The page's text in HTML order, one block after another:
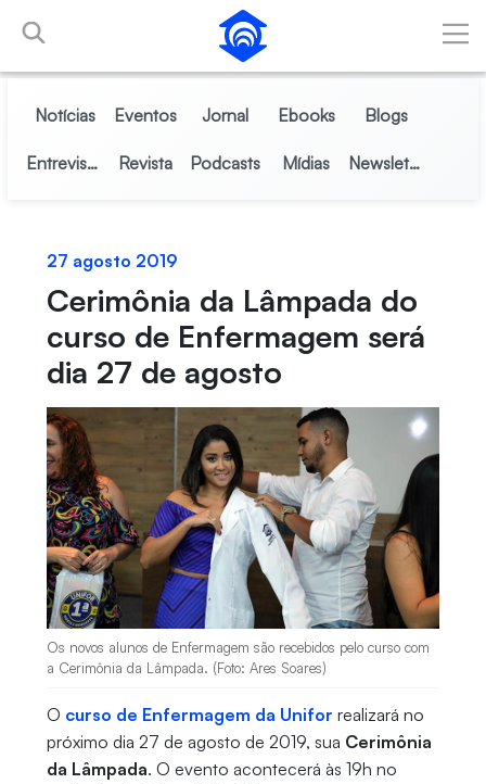
Pular para o Conteúdo principal
Notícias Eventos Jornal Ebooks Blogs
Entrevistas Revista Podcasts Mídias Newsletter
27 agosto 2019
Cerimônia da Lâmpada do
curso de Enfermagem será
dia 27 de agosto
Os novos alunos de Enfermagem são recebidos pelo curso com
a Cerimônia da Lâmpada. (Foto: Ares Soares)
O curso de Enfermagem da Unifor realizará no
próximo dia 27 de agosto de 2019, sua Cerimônia
da Lâmpada. O evento acontecerá às 19h no